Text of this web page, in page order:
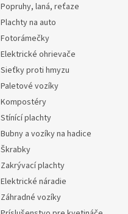
Popruhy, laná, reťaze
Plachty na auto
Fotorámečky
Elektrické ohrievače
Sieťky proti hmyzu
Paletové vozíky
Kompostéry
Stínící plachty
Bubny a vozíky na hadice
Škrabky
Zakrývací plachty
Elektrické náradie
Záhradné vozíky